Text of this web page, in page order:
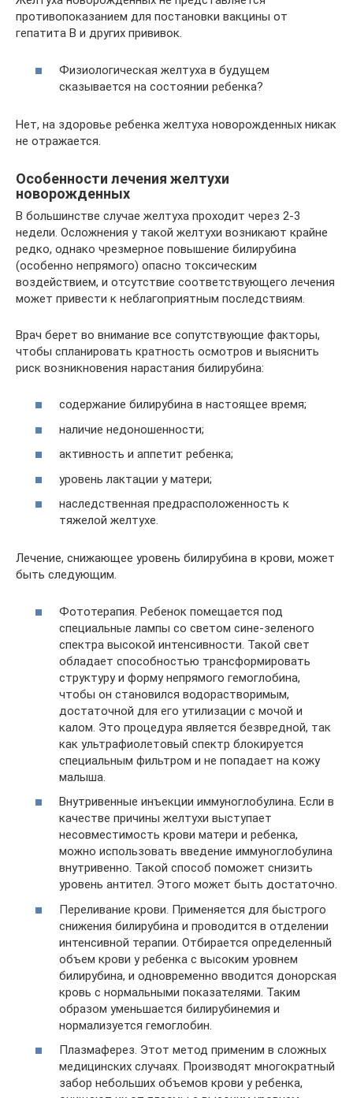
противопоказанием для постановки вакцины от
гепатита В и других прививок.
Физиологическая желтуха в будущем
сказывается на состоянии ребенка?
Нет, на здоровье ребенка желтуха новорожденных никак
не отражается.
Особенности лечения желтухи
новорожденных
В большинстве случае желтуха проходит через 2-3
недели. Осложнения у такой желтухи возникают крайне
редко, однако чрезмерное повышение билирубина
(особенно непрямого) опасно токсическим
воздействием, и отсутствие соответствующего лечения
может привести к неблагоприятным последствиям.
Врач берет во внимание все сопутствующие факторы,
чтобы спланировать кратность осмотров и выяснить
риск возникновения нарастания билирубина:
содержание билирубина в настоящее время;
наличие недоношенности;
активность и аппетит ребенка;
уровень лактации у матери;
наследственная предрасположенность к
тяжелой желтухе.
Лечение, снижающее уровень билирубина в крови, может
быть следующим.
Фототерапия. Ребенок помещается под
специальные лампы со светом сине-зеленого
спектра высокой интенсивности. Такой свет
обладает способностью трансформировать
структуру и форму непрямого гемоглобина,
чтобы он становился водорастворимым,
достаточной для его утилизации с мочой и
калом. Это процедура является безвредной, так
как ультрафиолетовый спектр блокируется
специальным фильтром и не попадает на кожу
малыша.
Внутривенные инъекции иммуноглобулина. Если в
качестве причины желтухи выступает
несовместимость крови матери и ребенка,
можно использовать введение иммуноглобулина
внутривенно. Такой способ поможет снизить
уровень антител. Этого может быть достаточно.
Переливание крови. Применяется для быстрого
снижения билирубина и проводится в отделении
интенсивной терапии. Отбирается определенный
объем крови у ребенка с высоким уровнем
билирубина, и одновременно вводится донорская
кровь с нормальными показателями. Таким
образом уменьшается билирубинемия и
нормализуется гемоглобин.
Плазмаферез. Этот метод применим в сложных
медицинских случаях. Производят многократный
забор небольших объемов крови у ребенка,